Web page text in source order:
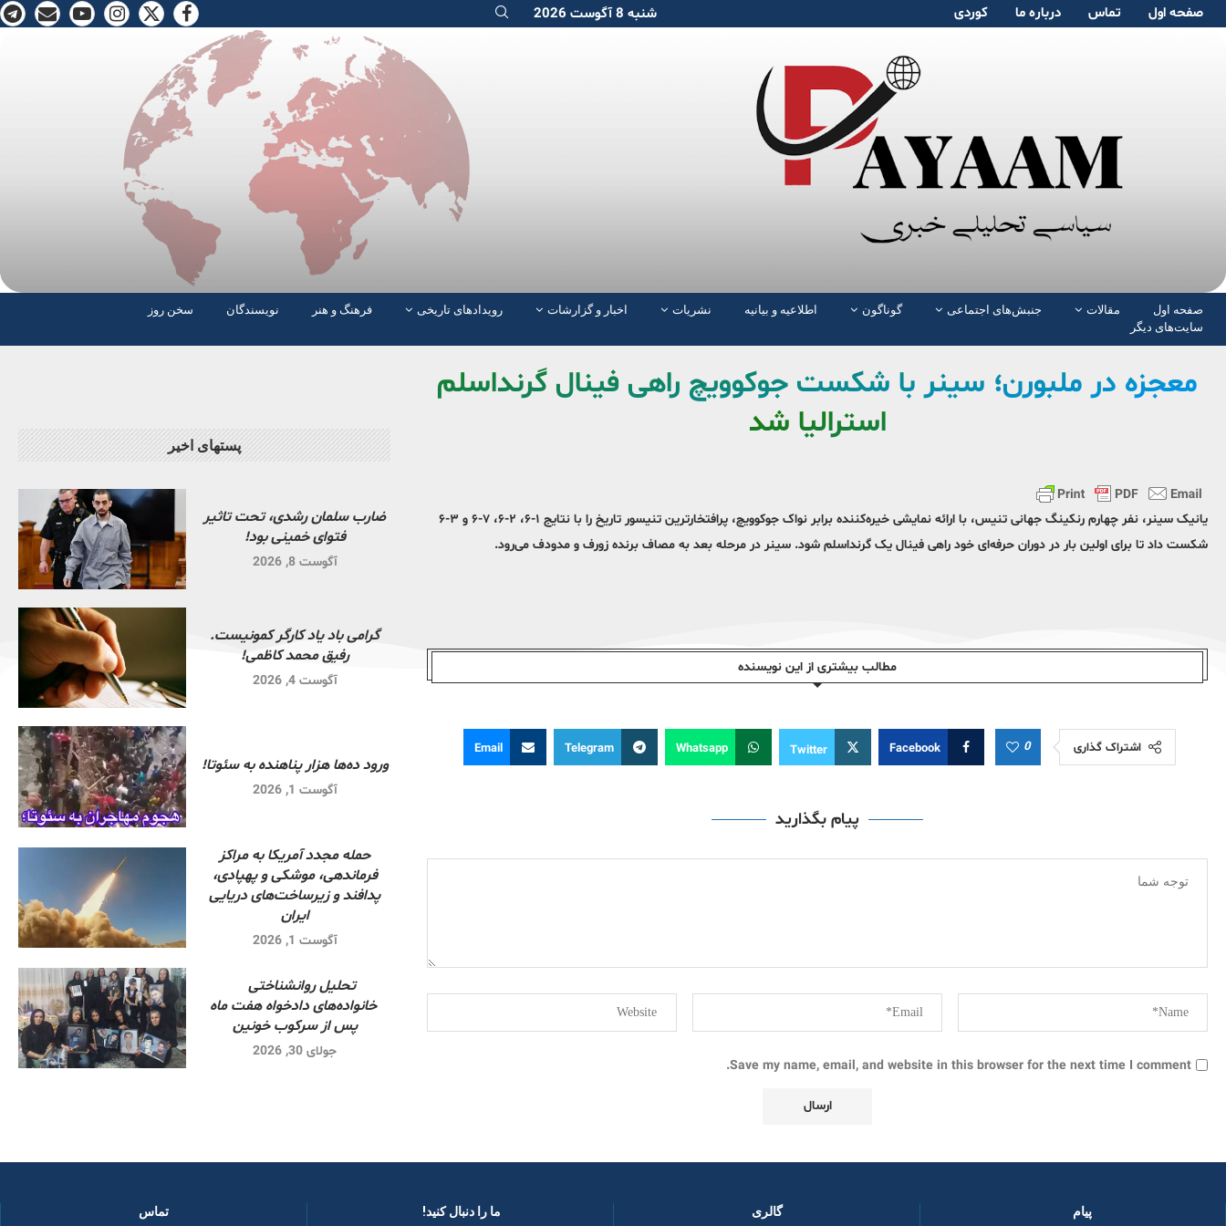
صفحە اول تماس دربارە ما کوردی شنبه 8 آگوست 2026
صفحە اول مقالات جنبش‌های اجتماعی گوناگون اطلاعیه و بیانیه نشریات اخبار و گزارشات رویدادهای تاریخی فرهنگ و هنر نویسندگان
سخن روز
سایت‌های دیگر
معجزه در ملبورن؛ سینر با شکست جوکوویچ راهی فینال گرنداسلم
استرالیا شد
یانیک سینر، نفر چهارم رنکینگ جهانی تنیس، با ارائه نمایشی خیره‌کننده برابر نواک جوکوویچ، پرافتخارترین تنیسور تاریخ را با نتایج ۱-۶، ۲-۶، ۷-۶ و ۳-۶
شکست داد تا برای اولین بار در دوران حرفه‌ای خود راهی فینال یک گرنداسلم شود. سینر در مرحله بعد به مصاف برنده زورف و مدودف می‌رود.
مطالب بیشتری از این نویسندە
اشتراک گذاری 0
Facebook
Twitter
Whatsapp
Telegram
Email
پیام بگذارید
Save my name, email, and website in this browser for the next time I comment.
پستهای اخیر
ضارب سلمان رشدی، تحت تاثیر
فتوای خمینی بود!
آگوست 8, 2026
گرامی باد یاد کارگر کمونیست.
رفیق محمد کاظمی!
آگوست 4, 2026
ورود ده‌ها هزار پناهنده به سئوتا!
آگوست 1, 2026
حمله مجدد آمریکا به مراکز
فرماندهی، موشکی و پهپادی،
پدافند و زیرساخت‌های دریایی
ایران
آگوست 1, 2026
تحلیل روانشناختی
خانواده‌های دادخواه هفت ماه
پس از سرکوب خونین
جولای 30, 2026
پیام گالری ما را دنبال کنید! ​ تماس